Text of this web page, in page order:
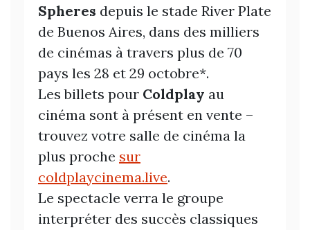
Spheres depuis le stade River Plate
de Buenos Aires, dans des milliers
de cinémas à travers plus de 70
pays les 28 et 29 octobre*.
Les billets pour Coldplay au
cinéma sont à présent en vente –
trouvez votre salle de cinéma la
plus proche sur
coldplaycinema.live.
Le spectacle verra le groupe
interpréter des succès classiques